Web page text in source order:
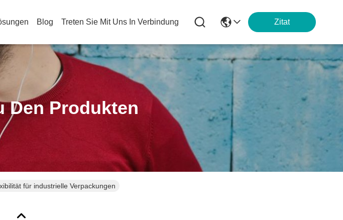
Blog Treten Sie Mit Uns In Verbindung Zitat
Den Produkten
für industrielle Verpackungen